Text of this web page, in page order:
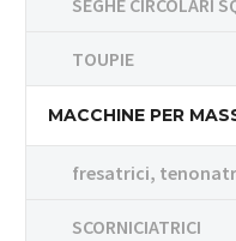
SEGHE CIRCOLARI
TOUPIE
MACCHINE PER
fresatrici,
SCORNICIATRICI